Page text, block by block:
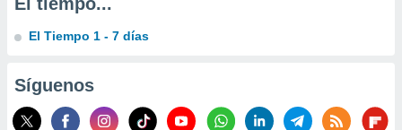
uso de
El Tiempo 1 - 7 días
Síguenos